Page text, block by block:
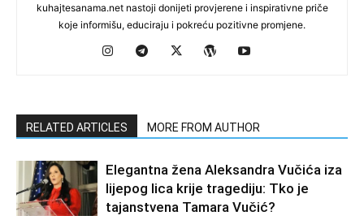
kuhajtesanama.net nastoji donijeti provjerene i inspirativne priče
koje informišu, educiraju i pokreću pozitivne promjene.
RELATED ARTICLES MORE FROM AUTHOR
Elegantna žena Aleksandra Vučića iza
lijepog lica krije tragediju: Tko je
tajanstvena Tamara Vučić?